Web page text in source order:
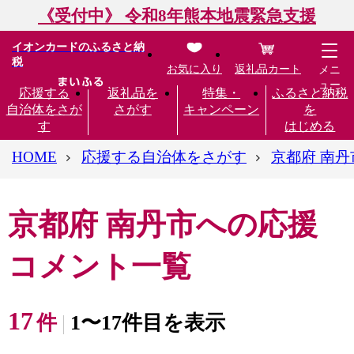
《受付中》 令和8年熊本地震緊急支援
イオンカードのふるさと納
税
応援する
自治体をさが
す
返礼品を
さがす
特集・
キャンペーン
ふるさと納税
を
はじめる
お気に入り 返礼品カート
メニ
ュー
HOME 応援する自治体をさがす 京都府 南丹
京都府 南丹市への応援
コメント一覧
17件 1〜17件目を表示